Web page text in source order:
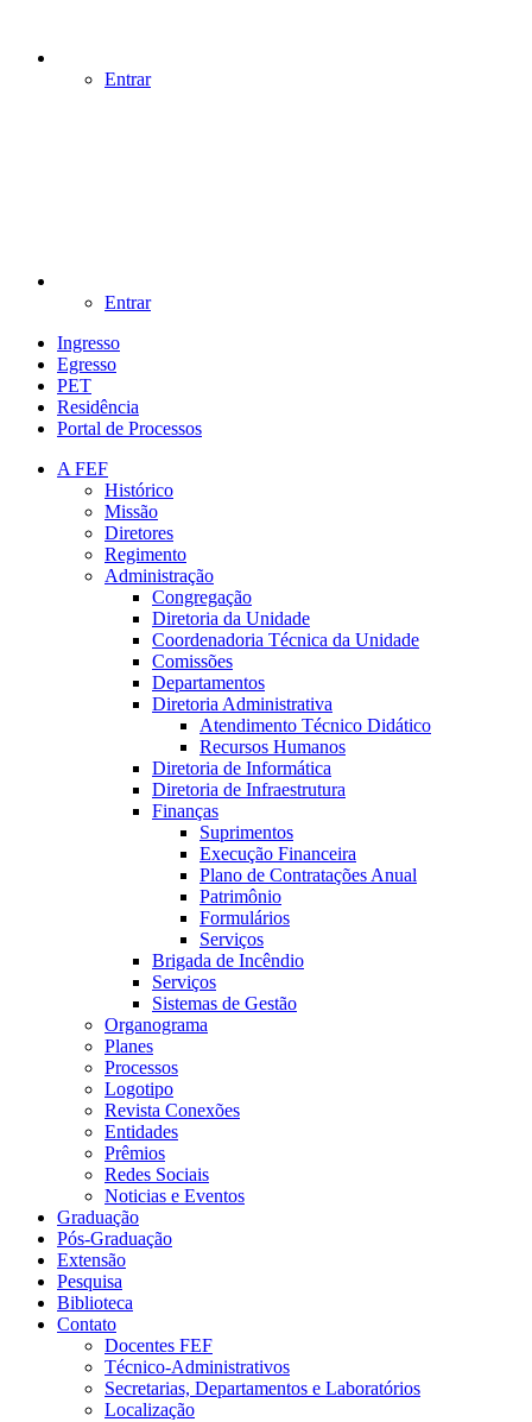
Entrar
Entrar
Ingresso
Egresso
PET
Residência
Portal de Processos
A FEF
Histórico
Missão
Diretores
Regimento
Administração
Congregação
Diretoria da Unidade
Coordenadoria Técnica da Unidade
Comissões
Departamentos
Diretoria Administrativa
Atendimento Técnico Didático
Recursos Humanos
Diretoria de Informática
Diretoria de Infraestrutura
Finanças
Suprimentos
Execução Financeira
Plano de Contratações Anual
Patrimônio
Formulários
Serviços
Brigada de Incêndio
Serviços
Sistemas de Gestão
Organograma
Planes
Processos
Logotipo
Revista Conexões
Entidades
Prêmios
Redes Sociais
Noticias e Eventos
Graduação
Pós-Graduação
Extensão
Pesquisa
Biblioteca
Contato
Docentes FEF
Técnico-Administrativos
Secretarias, Departamentos e Laboratórios
Localização